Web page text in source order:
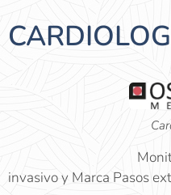
Monitor de
invasivo y Marca Pasos